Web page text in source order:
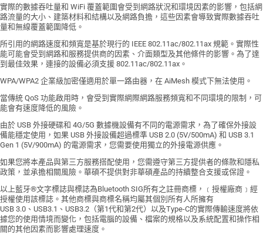
802.11ac：最高 867 Mbps
802.11n：最高 300 Mbps
802.11g：最高 54 Mbps
802.11b：最高 11 Mbps
802.11a：最高 54 Mbps
實際的數據吞吐量和 WiFi 覆蓋範圍會受到網路狀況和環境因素的影響，包括網
路流量的大小、建築材料和結構以及網路負擔，這些因素會導致實際數據吞吐
量和無線覆蓋範圍降低。
所引用的網路速度和頻寬是基於現行的 IEEE 802.11ac/802.11ax 規範。實際性
能可能會受到網路和服務提供商的因素、介面類型及其他條件的影響。為了達
到最佳效果，連接的設備必須支援 802.11ac/802.11ax。
WPA/WPA2 企業級加密僅適用於單一路由器，在 AiMesh 模式下無法使用。
當傳統 QoS 功能啟用時，會受到實際網際網路服務頻寬和不同環境的限制，可
能會有速度降低的風險。
由於 USB 外接硬碟和 4G/5G 數據機設備有不同的電源需求，為了確保外接設
備能穩定使用，如果 USB 外接設備超過標準 USB 2.0 (5V/500mA) 和 USB 3.1
Gen 1 (5V/900mA) 的電源需求，您需要使用獨立的外接電源供應。
如果您將本產品與第三方服務搭配使用，您需遵守第三方提供者的條款和隱私
政策，並承擔相關風險。華碩不提供對非華碩產品的持續整合支援或保證。
以上藍牙®文字標誌與標誌為Bluetooth SIG所有之註冊商標，﹝授權廠商﹞經
授權使用該標誌。其他商標與商標名稱均屬其個別所有人所擁有
USB 3.0、USB3.1、USB3.2（第1代和第2代）以及Type-C的實際傳輸速度將依
據您的使用情境而變化，包括電腦的設備、檔案的規格以及系統配置和操作相
關的其他因素而影響處理速度。